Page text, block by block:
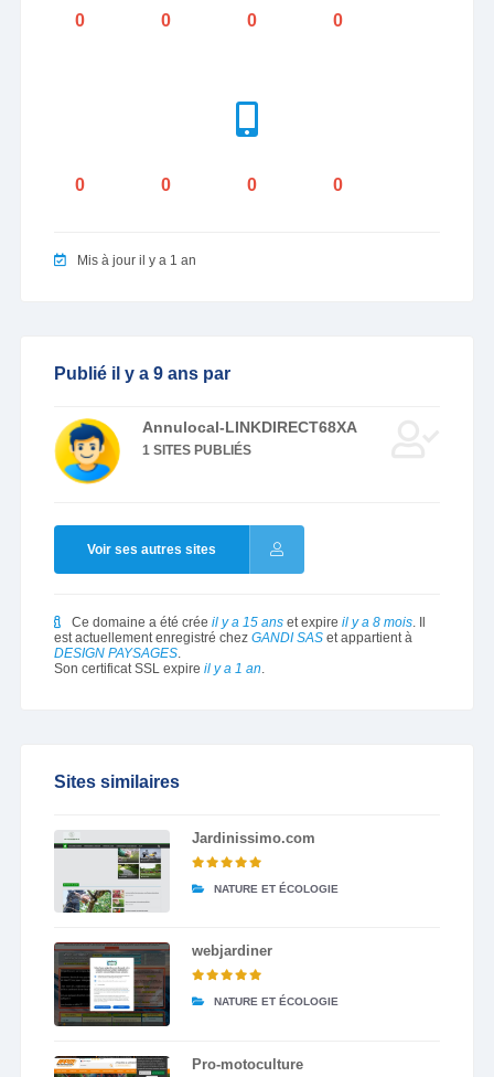
0 0 0 0
0 0 0 0
Mis à jour il y a 1 an
Publié il y a 9 ans par
Annulocal-LINKDIRECT68XA
1 SITES PUBLIÉS
Voir ses autres sites
Ce domaine a été crée il y a 15 anset expire il y a 8 mois. Il
est actuellement enregistré chez GANDI SASet appartient à
DESIGN PAYSAGES.
Son certificat SSL expire il y a 1 an.
Sites similaires
Jardinissimo.com
NATURE ET ÉCOLOGIE
webjardiner
NATURE ET ÉCOLOGIE
Pro-motoculture